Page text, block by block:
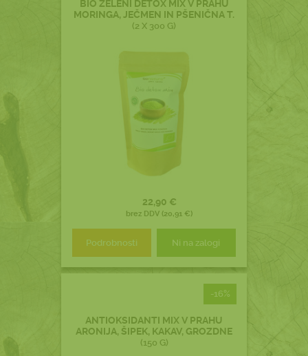
BIO ZELENI DETOX MIX V PRAHU
MORINGA, JEČMEN IN PŠENIČNA T.
(2 X 300 G)
22,90 €
brez DDV (20,91 €)
Podrobnosti Ni na zalogi
-16%
ANTIOKSIDANTI MIX V PRAHU
ARONIJA, ŠIPEK, KAKAV, GROZDNE
(150 G)